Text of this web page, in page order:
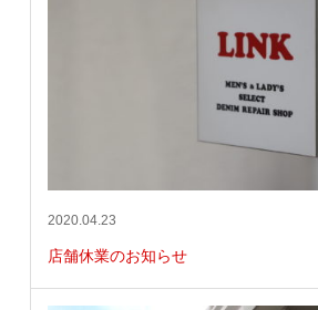
2020.04.23
店舗休業のお知らせ